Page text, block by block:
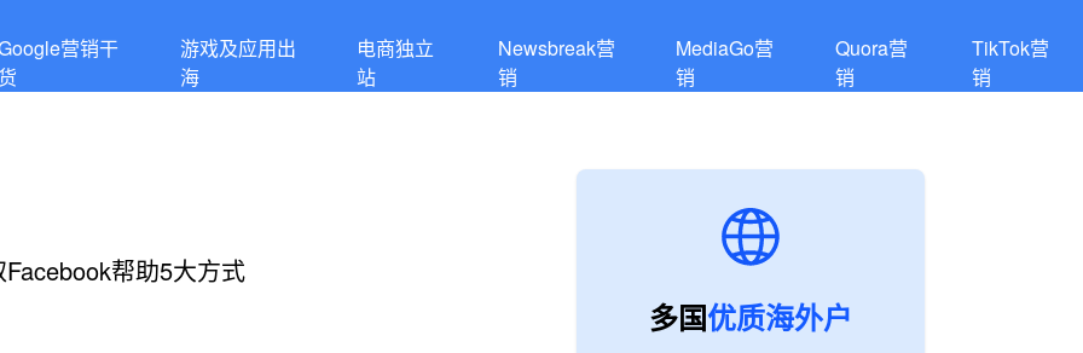
营销干
游戏及应用出
海
电商独立
站
Newsbreak营
销
MediaGo营
销
Quora营
销
TikTok营
销
帮助5大方式
多国优质海外户